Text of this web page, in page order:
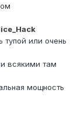
тупой или очень
всякими там
мощность